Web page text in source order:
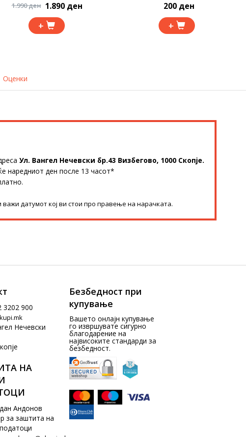
1.990 ден 1.890 ден
+
200 ден
+
Оценки
Ул. Вангел Нечевски бр.43 Визбегово, 1000 Скопје.
наредниот ден после 13 часот*
датумот кој ви стои про правење на нарачката.
3202 900
Нечевски
НА
Андонов
за заштита на
Безбедност при
купување
Вашето онлајн купување
го извршувате сигурно
благодарение на
највисоките стандарди за
безбедност.